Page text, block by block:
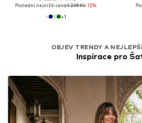
Poslední nejnižší cena:1 239 Kč-12%
+1
OBJEV TRENDY A
Inspirace pro